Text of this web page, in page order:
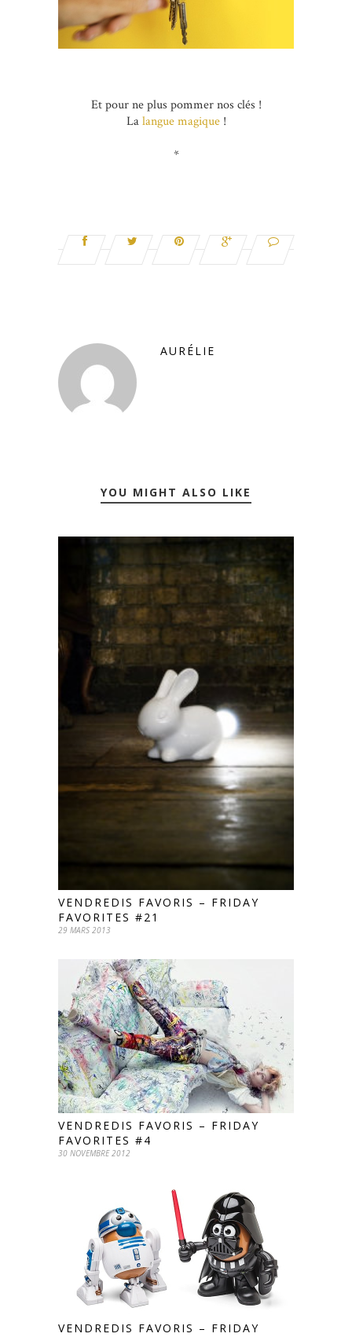
Et pour ne plus pommer nos clés !
Lalangue magique!
*
AURÉLIE
YOU MIGHT ALSO LIKE
VENDREDIS FAVORIS – FRIDAY
FAVORITES #21
29 MARS 2013
VENDREDIS FAVORIS – FRIDAY
FAVORITES #4
30 NOVEMBRE 2012
VENDREDIS FAVORIS – FRIDAY